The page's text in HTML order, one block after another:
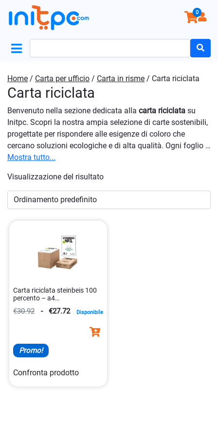
0
Home / Carta per ufficio / Carta in risme / Carta riciclata
Carta riciclata
Benvenuto nella sezione dedicata alla carta riciclata su
Initpc. Scopri la nostra ampia selezione di carte sostenibili,
progettate per rispondere alle esigenze di coloro che
cercano soluzioni ecologiche e di alta qualità. Ogni foglio è
prodotto con materiali riciclati, contribuendo a ridurre
stampa e scrittura. Che tu stia cercando una soluzione per
la tua attività, la scuola o progetti artistici, troverai la
soluzione perfetta per le tue esigenze. Esplora la nostra
Initpc e abbraccia la qualità ecologica per le tue esigenze di
stampa e scrittura quotidiane.
Mostra tutto...
Visualizzazione del risultato
Carta riciclata steinbeis 100
percento – a4
€30.92 - €27.72 Disponibile
Promo!
Confronta prodotto